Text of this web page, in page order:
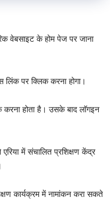
वेबसाइट के होम पेज पर जाना
पर क्लिक करना होगा।
होता है। उसके बाद लॉगइन
में संचालित प्रशिक्षण केंद्र
कार्यक्रम में नामांकन करा सकते